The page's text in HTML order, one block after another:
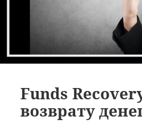
Funds
возврату